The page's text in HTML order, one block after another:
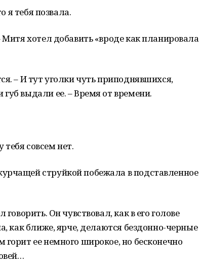
я тебя позвала.
хотел добавить «вроде как планировала
– И тут уголки чуть приподнявшихся,
выдали ее. – Время от времени.
совсем нет.
струйкой побежала в подставленное
Он чувствовал, как в его голове
как ближе, ярче, делаются бездонно-черные
ее немного широкое, но бесконечно